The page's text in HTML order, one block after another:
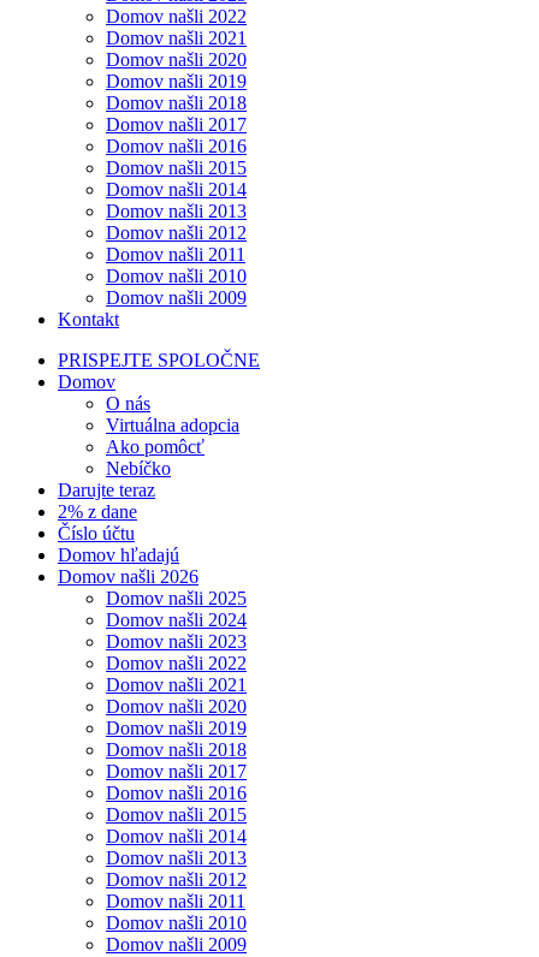
Domov našli 2022
Domov našli 2021
Domov našli 2020
Domov našli 2019
Domov našli 2018
Domov našli 2017
Domov našli 2016
Domov našli 2015
Domov našli 2014
Domov našli 2013
Domov našli 2012
Domov našli 2011
Domov našli 2010
Domov našli 2009
Kontakt
PRISPEJTE SPOLOČNE
Domov
O nás
Virtuálna adopcia
Ako pomôcť
Nebíčko
Darujte teraz
2% z dane
Číslo účtu
Domov hľadajú
Domov našli 2026
Domov našli 2025
Domov našli 2024
Domov našli 2023
Domov našli 2022
Domov našli 2021
Domov našli 2020
Domov našli 2019
Domov našli 2018
Domov našli 2017
Domov našli 2016
Domov našli 2015
Domov našli 2014
Domov našli 2013
Domov našli 2012
Domov našli 2011
Domov našli 2010
Domov našli 2009